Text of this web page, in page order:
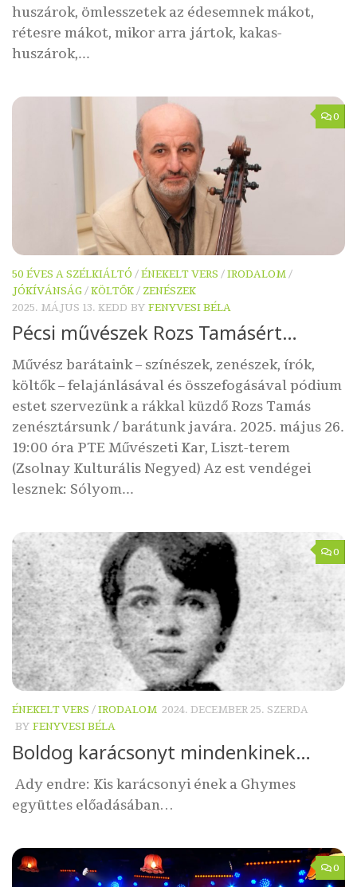
huszárok, ömlesszetek az édesemnek mákot,
rétesre mákot, mikor arra jártok, kakas-
huszárok,...
0
50 ÉVES A SZÉLKIÁLTÓ /ÉNEKELT VERS /IRODALOM/
JÓKÍVÁNSÁG /KÖLTŐK/ ZENÉSZEK
2025. MÁJUS 13. KEDD BY FENYVESI BÉLA
Pécsi művészek Rozs Tamásért…
Művész barátaink – színészek, zenészek, írók,
költők – felajánlásával és összefogásával pódium
estet szervezünk a rákkal küzdő Rozs Tamás
zenésztársunk / barátunk javára. 2025. május 26.
19:00 óra PTE Művészeti Kar, Liszt-terem
(Zsolnay Kulturális Negyed) Az est vendégei
lesznek: Sólyom...
0
ÉNEKELT VERS /IRODALOM 2024. DECEMBER 25. SZERDA
BY FENYVESI BÉLA
Boldog karácsonyt mindenkinek…
Ady endre: Kis karácsonyi ének a Ghymes
együttes előadásában…
0